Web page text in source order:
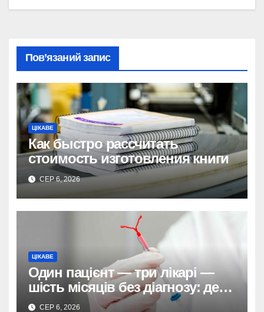
Пов’язаний запис
ЦІКАВЕ
Как быстро рассчитать
стоимость изготовления книги
СЕР 6, 2026
ЦІКАВЕ
Один пацієнт — три лікарі —
шість місяців без діагнозу: де
ховається системна помилка
СЕР 6, 2026